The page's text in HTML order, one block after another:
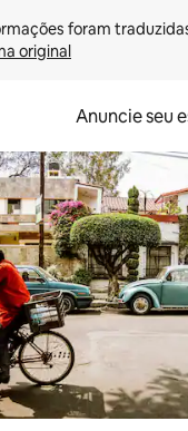
original
Anuncie seu